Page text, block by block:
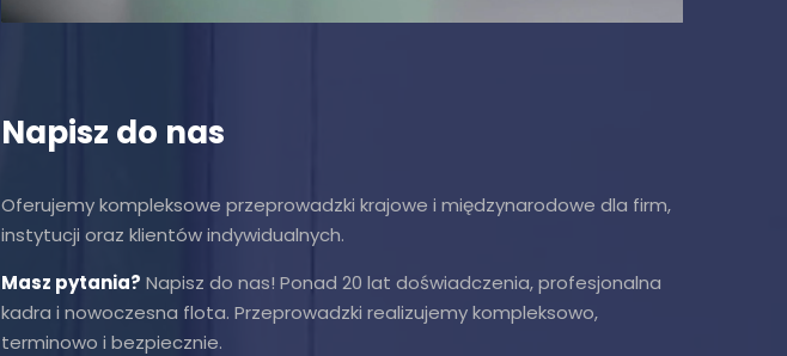
Napisz do nas
Oferujemy kompleksowe przeprowadzki krajowe i międzynarodowe dla firm,
instytucji oraz klientów indywidualnych.
Masz pytania? Napisz do nas! Ponad 20 lat doświadczenia, profesjonalna
kadra i nowoczesna flota. Przeprowadzki realizujemy kompleksowo,
terminowo i bezpiecznie.